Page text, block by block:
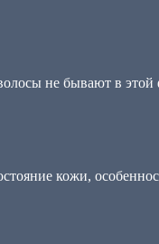
не бывают в
кожи,